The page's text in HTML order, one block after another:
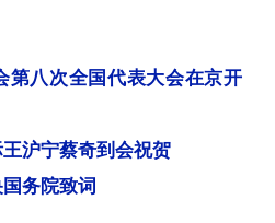
第八次全国代表大会在京开
沪宁蔡奇到会祝贺
务院致词